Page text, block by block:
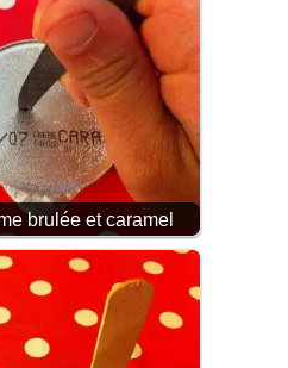
brulée et caramel